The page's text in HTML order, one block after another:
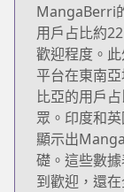
MangaBerri
用戶占比約
歡迎程度。
平台在東南
比亞的用戶
眾。印度和
顯示出
礎。這些數
到歡迎，還